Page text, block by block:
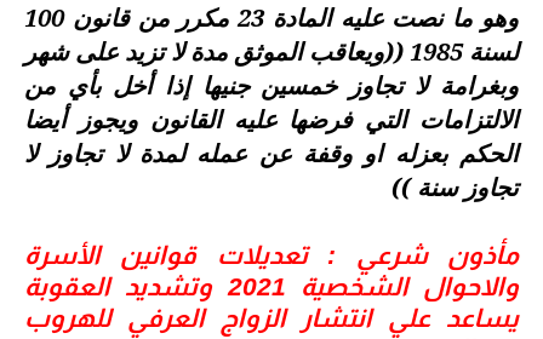
وهو ما نصت عليه المادة 23 مكرر من قانون 100
لسنة 1985 ((ويعاقب الموثق مدة لا تزيد على شهر
وبغرامة لا تجاوز خمسين جنيها إذا أخل بأي من
الالتزامات التي فرضها عليه القانون ويجوز أيضا
الحكم بعزله او وقفة عن عمله لمدة لا تجاوز لا
تجاوز سنة ))
مأذون شرعي : تعديلات قوانين الأسرة
والاحوال الشخصية 2021 وتشديد العقوبة
يساعد علي انتشار الزواج العرفي للهروب